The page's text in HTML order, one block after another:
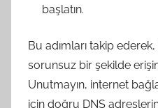
başlatın.
Bu adımları takip
sorunsuz bir şekilde
Unutmayın, internet
için doğru DNS